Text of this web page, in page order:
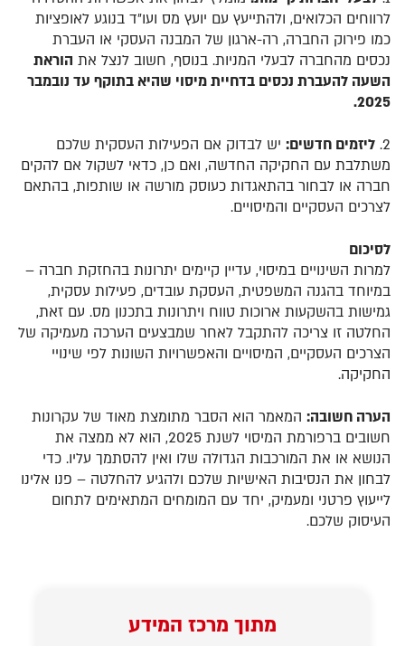
לרווחים הכלואים, ולהתייעץ עם יועץ מס ועו״ד בנוגע לאופציות
כמו פירוק החברה, רה-ארגון של המבנה העסקי או העברת
נכסים מהחברה לבעלי המניות. בנוסף, חשוב לנצל את הוראת
השעה להעברת נכסים בדחיית מיסוי שהיא בתוקף עד נובמבר
2025.
2. ליזמים חדשים: יש לבדוק אם הפעילות העסקית שלכם
משתלבת עם החקיקה החדשה, ואם כן, כדאי לשקול אם להקים
חברה או לבחור בהתאגדות כעוסק מורשה או שותפות, בהתאם
לצרכים העסקיים והמיסויים.
לסיכום
למרות השינויים במיסוי, עדיין קיימים יתרונות בהחזקת חברה –
במיוחד בהגנה המשפטית, העסקת עובדים, פעילות עסקית,
גמישות בהשקעות ארוכות טווח ויתרונות בתכנון מס. עם זאת,
החלטה זו צריכה להתקבל לאחר שמבצעים הערכה מעמיקה של
הצרכים העסקיים, המיסויים והאפשרויות השונות לפי שינויי
החקיקה.
הערה חשובה: המאמר הוא הסבר מתומצת מאוד של עקרונות
חשובים ברפורמת המיסוי לשנת 2025, הוא לא ממצה את
הנושא או את המורכבות הגדולה שלו ואין להסתמך עליו. כדי
לבחון את הנסיבות האישיות שלכם ולהגיע להחלטה – פנו אלינו
לייעוץ פרטני ומעמיק, יחד עם המומחים המתאימים לתחום
העיסוק שלכם.
מתוך מרכז המידע